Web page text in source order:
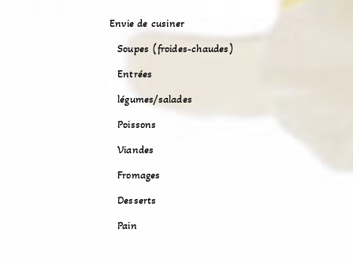
Envie de cusiner
Soupes (froides-chaudes)
Entrées
légumes/salades
Poissons
Viandes
Fromages
Desserts
Pain